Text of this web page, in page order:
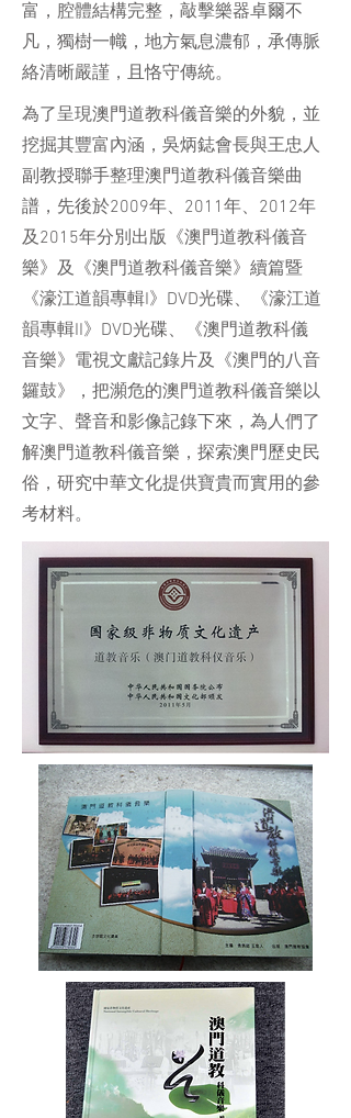
富，腔體結構完整，敲擊樂器卓爾不
凡，獨樹一幟，地方氣息濃郁，承傳脈
絡清晰嚴謹，且恪守傳統。
為了呈現澳門道教科儀音樂的外貌，並
挖掘其豐富內涵，吳炳鋕會長與王忠人
副教授聯手整理澳門道教科儀音樂曲
譜，先後於2009年、2011年、2012年
及2015年分別出版《澳門道教科儀音
樂》及《澳門道教科儀音樂》續篇暨
《濠江道韻專輯I》DVD光碟、《濠江道
韻專輯II》DVD光碟、《澳門道教科儀
音樂》電視文獻記錄片及《澳門的八音
鑼鼓》，把瀕危的澳門道教科儀音樂以
文字、聲音和影像記錄下來，為人們了
解澳門道教科儀音樂，探索澳門歷史民
俗，研究中華文化提供寶貴而實用的參
考材料。